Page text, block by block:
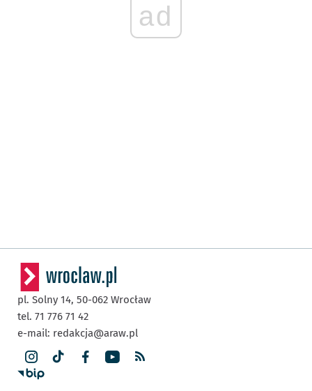
ad
pl. Solny 14, 50-062 Wrocław
tel. 71 776 71 42
e-mail: redakcja@araw.pl